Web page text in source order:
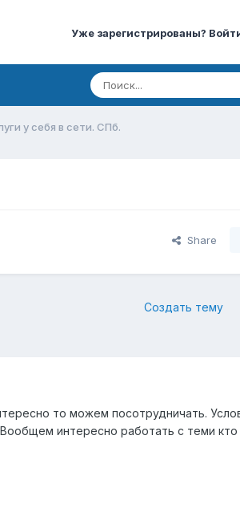
Уже зарегистрированы?
у себя в сети. СПб.
Share
Создать тему
то можем посотрудничать.
интересно работать с теми